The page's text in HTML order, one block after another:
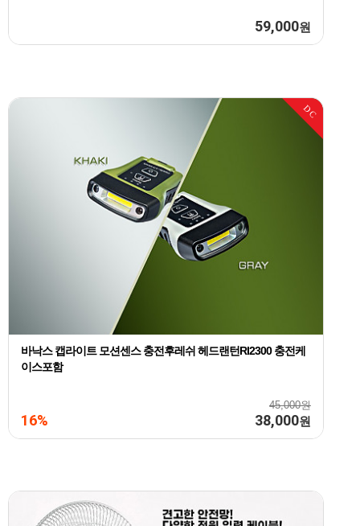
59,000원
DC
바낙스 캡라이트 모션센스 충전후레쉬 헤드랜턴Rl2300 충전케
이스포함
45,000원
16% 38,000원